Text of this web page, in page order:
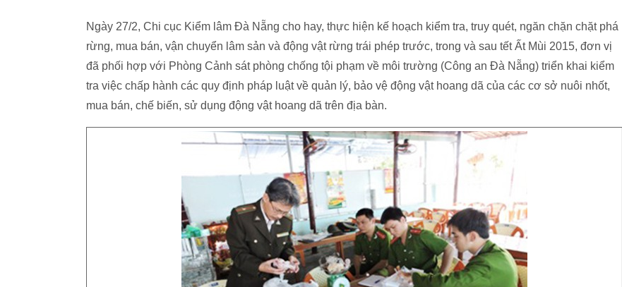
Ngày 27/2, Chi cục Kiểm lâm Đà Nẵng cho hay, thực hiện kế hoạch kiểm tra, truy quét, ngăn chặn chặt phá
rừng, mua bán, vận chuyển lâm sản và động vật rừng trái phép trước, trong và sau tết Ất Mùi 2015, đơn vị
đã phối hợp với Phòng Cảnh sát phòng chống tội phạm về môi trường (Công an Đà Nẵng) triển khai kiểm
tra việc chấp hành các quy định pháp luật về quản lý, bảo vệ động vật hoang dã của các cơ sở nuôi nhốt,
mua bán, chế biến, sử dụng động vật hoang dã trên địa bàn.